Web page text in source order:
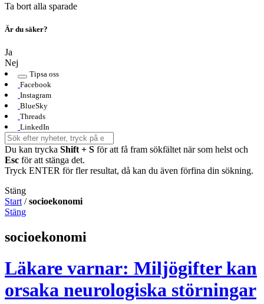
Ta bort alla sparade
Är du säker?
Ja
Nej
Tipsa oss
Facebook
Instagram
BlueSky
Threads
LinkedIn
Du kan trycka Shift + S för att få fram sökfältet när som helst och
Esc för att stänga det.
Tryck ENTER för fler resultat, då kan du även förfina din sökning.
Stäng
Start /socioekonomi
Stäng
socioekonomi
Läkare varnar: Miljögifter kan
orsaka neurologiska störningar